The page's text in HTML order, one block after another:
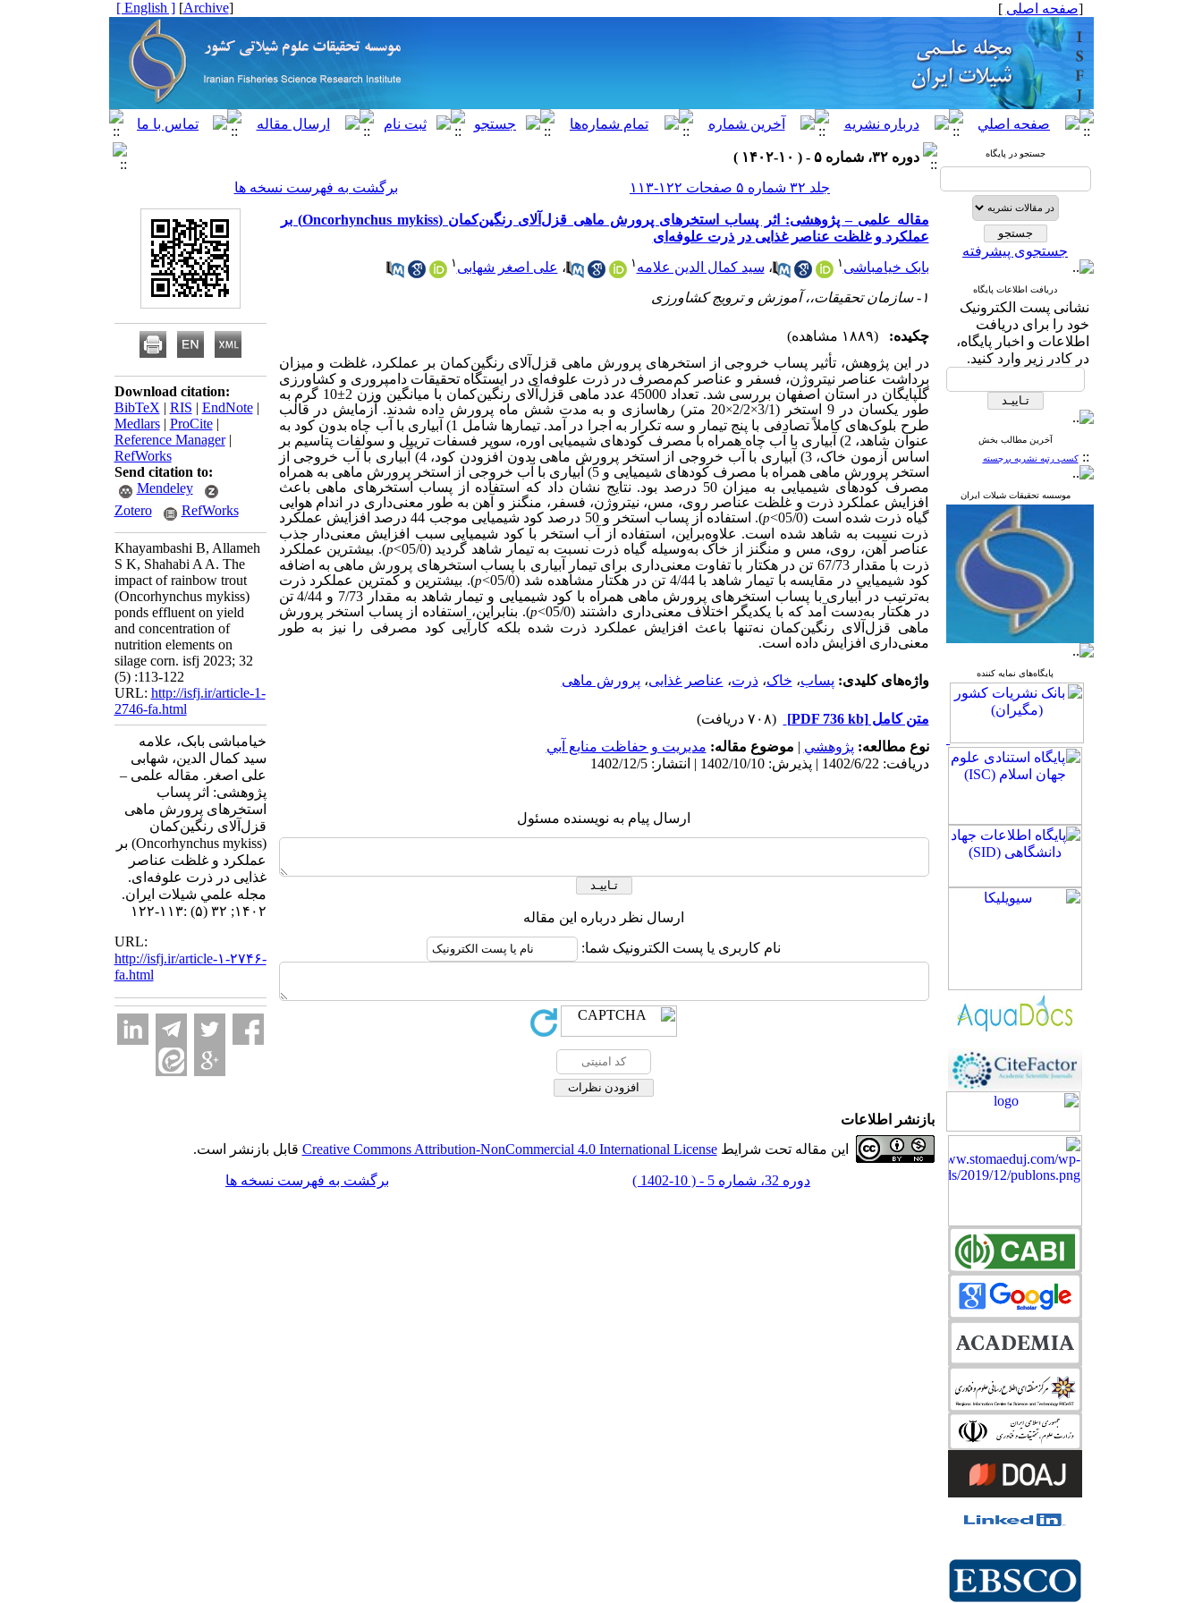
[صفحه اصلی ]
[
Archive
]
[ English ]
جستجو در پایگاه
جستجوی پیشرفته
دریافت اطلاعات پایگاه
نشانی پست الکترونیک
خود را برای دریافت
اطلاعات و اخبار پایگاه،
در کادر زیر وارد کنید.
آخرین مطالب بخش
::کسب رتبه نشریه برجسته
موسسه تحقیقات شیلات ایران
پایگاه‌های نمایه کننده
دوره ۳۲، شماره ۵ - ( ۱۰-۱۴۰۲ )
جلد ۳۲ شماره ۵ صفحات ۱۲۲-۱۱۳
برگشت به فهرست نسخه ها
مقاله علمی – پژوهشی:‌ اثر پساب استخرهای پرورش ماهی قزل‌آلای رنگین‌کمان (Oncorhynchus mykiss) بر
عملکرد و غلظت عناصر غذایی در ذرت علوفه‌ای
بابک خیامباشی ۱ ، سید کمال الدین علامه ۱ ، علی اصغر شهابی ۱
۱- سازمان تحقیقات،، آموزش و ترویج کشاورزی
چکیده:
(۱۸۸۹ مشاهده)
در این پژوهش، تأثیر پساب خروجی از استخرهای پرورش ماهی قزل‌آلای رنگین‌کمان بر عملکرد، غلظت و میزان
برداشت عناصر نیتروژن، فسفر و عناصر کم‌مصرف در ذرت علوفه‌ای در ایستگاه تحقیقات دامپروری و کشاورزی
گلپایگان در استان اصفهان بررسی شد. تعداد 45000 عدد ماهی قزل‌آلای رنگین‌کمان با میانگین وزن 2
±
10 گرم به
طور یکسان در 9 استخر (3/1
×
2/2
×
20 متر) رهاسازی و به مدت شش ماه پرورش داده شدند. آزمایش در قالب
طرح بلوک‌های کاملاً تصادفی با پنج تیمار و سه تکرار به اجرا در آمد. تیمار‌ها شامل 1) آبیاری با آب چاه بدون کود به
عنوان شاهد، 2) آبیاری با آب چاه همراه
با مصرف کودهای شیمیایی اوره، سوپر فسفات تریپل و سولفات پتاسیم بر
اساس آزمون خاک، 3) آبیاری با آب خروجی از استخر پرورش ماهی بدون افزودن کود، 4) آبیاری با آب خروجی از
استخر پرورش ماهی همراه با مصرف کودهای شیمیایی و 5) آبیاری با آب خروجی از استخر پرورش ماهی به همراه
مصرف کودهای شیمیایی به میزان 50 درصد بود. نتایج نشان داد که استفاده از پساب استخرهای ماهی باعث
افزایش عملکرد ذرت و غلظت عناصر روی، مس، نیتروژن، فسفر، منگنز و آهن به ‌طور معنی‌داری در اندام هوایی
گیاه ذرت شده است (05/0>
p
). استفاده از پساب استخر و 50 درصد کود شیمیایی موجب 44 درصد افزایش عملکرد
ذرت نسبت به شاهد شده است. علاوه‌براین، استفاده از آب استخر با کود شیمیایی سبب افزایش معنی‌دار جذب
عناصر آهن، روی، مس و منگنز از خاک به‌وسیله گیاه ذرت نسبت به تیمار شاهد گردید (05/0>
p). بیشترین عملکرد
ذرت با مقدار 67/73 تن در هکتار با تفاوت معنی‌داری برای تیمار آبیاری با پساب استخرهای پرورش ماهی به اضافه
کود شیمیایی در مقایسه با تیمار شاهد با 4/44 تن در هکتار مشاهده شد (05/0>
p). بیشترین و کمترین عملکرد ذرت
به‌ترتیب در آبیاری با پساب استخرهای پرورش ماهی همراه با کود شیمیایی و تیمار شاهد به مقدار 7/73 و 4/44 تن
در هکتار به‌دست آمد که با یکدیگر اختلاف معنی‌داری داشتند (05/0>
p). بنابراین، استفاده از پساب استخر پرورش
ماهی قزل‌آلای رنگین‌کمان نه‌تنها باعث افزایش عملکرد ذرت شده بلکه کارآیی کود مصرفی را نیز به ‌طور
معنی‌داری افزایش داده است.
واژه‌های کلیدی: پساب، خاک،ذرت، عناصر غذایی، پرورش ماهی
متن کامل[PDF 736 kb]
(۷۰۸ دریافت)
نوع مطالعه: پژوهشي | موضوع مقاله: مديريت و حفاظت منابع آبي
دریافت: 1402/6/22 | پذیرش: 1402/10/10 | انتشار: 1402/12/5
ارسال پیام به نویسنده مسئول
ارسال نظر درباره این مقاله
نام کاربری یا پست الکترونیک شما:
Download citation:
BibTeX | RIS | EndNote|
Medlars| ProCite|
Reference Manager|
RefWorks
Send citation to:
Mendeley
Zotero
RefWorks
Khayambashi B, Allameh
S K, Shahabi A A. The
impact of rainbow trout
(Oncorhynchus mykiss)
ponds effluent on yield
and concentration of
nutrition elements on
silage corn. isfj 2023; 32
(5) :113-122
URL: http://isfj.ir/article-1-
2746-fa.html
خیامباشی بابک، علامه
سید کمال الدین، شهابی
علی اصغر. مقاله علمی –
پژوهشی:‌ اثر پساب
استخرهای پرورش ماهی
قزل‌آلای رنگین‌کمان
(Oncorhynchus mykiss) بر
عملکرد و غلظت عناصر
غذایی در ذرت علوفه‌ای.
مجله علمي شيلات ايران.
۱۴۰۲; ۳۲ (۵) :۱۱۳-۱۲۲
URL:
http://isfj.ir/article-۱-۲۷۴۶-
fa.html
بازنشر اطلاعات
این مقاله تحت شرایطCreative Commons Attribution-NonCommercial 4.0 International License قابل بازنشر است.
دوره 32، شماره 5 - ( 10-1402 ) برگشت به فهرست نسخه ها